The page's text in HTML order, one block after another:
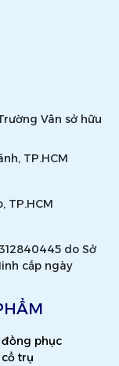
Vân sở hữu
TP.HCM
TP.HCM
do Sở
cấp ngày
phục
trụ